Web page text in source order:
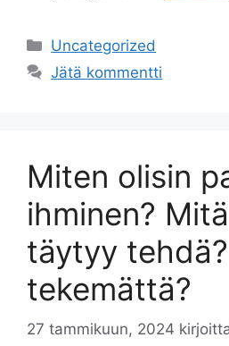
Uncategorized
Jätä kommentti
Miten olisin
ihminen?
täytyy
tekemättä?
27 tammikuun, 2024